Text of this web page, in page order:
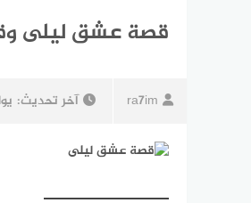
قصة عشق ليلى
ra7im آخر تحديث: